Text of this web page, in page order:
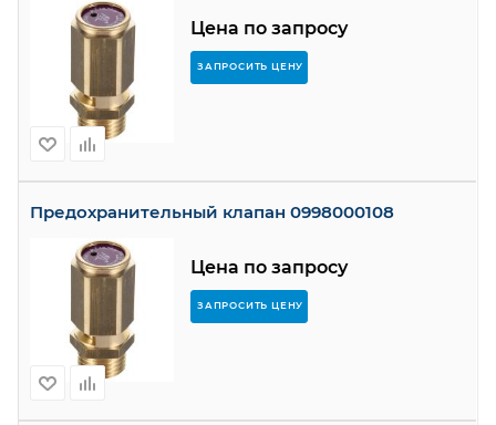
Цена по запросу
ЗАПРОСИТЬ ЦЕНУ
Предохранительный клапан 0998000108
Цена по запросу
ЗАПРОСИТЬ ЦЕНУ